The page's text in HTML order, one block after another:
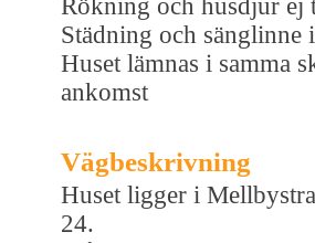
Rökning och husdjur ej
Städning och sänglinne
Huset lämnas i samma
ankomst
Vägbeskrivning
Huset ligger i
24.